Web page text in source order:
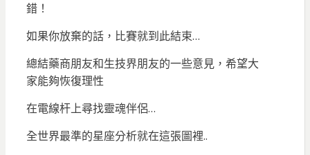
錯！
如果你放棄的話，比賽就到此結束…
總結藥商朋友和生技界朋友的一些意見，希望大
家能夠恢復理性
在電線杆上尋找靈魂伴侶…
全世界最準的星座分析就在這張圖裡..